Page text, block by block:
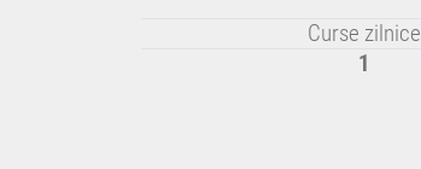
Curse zilnice
1